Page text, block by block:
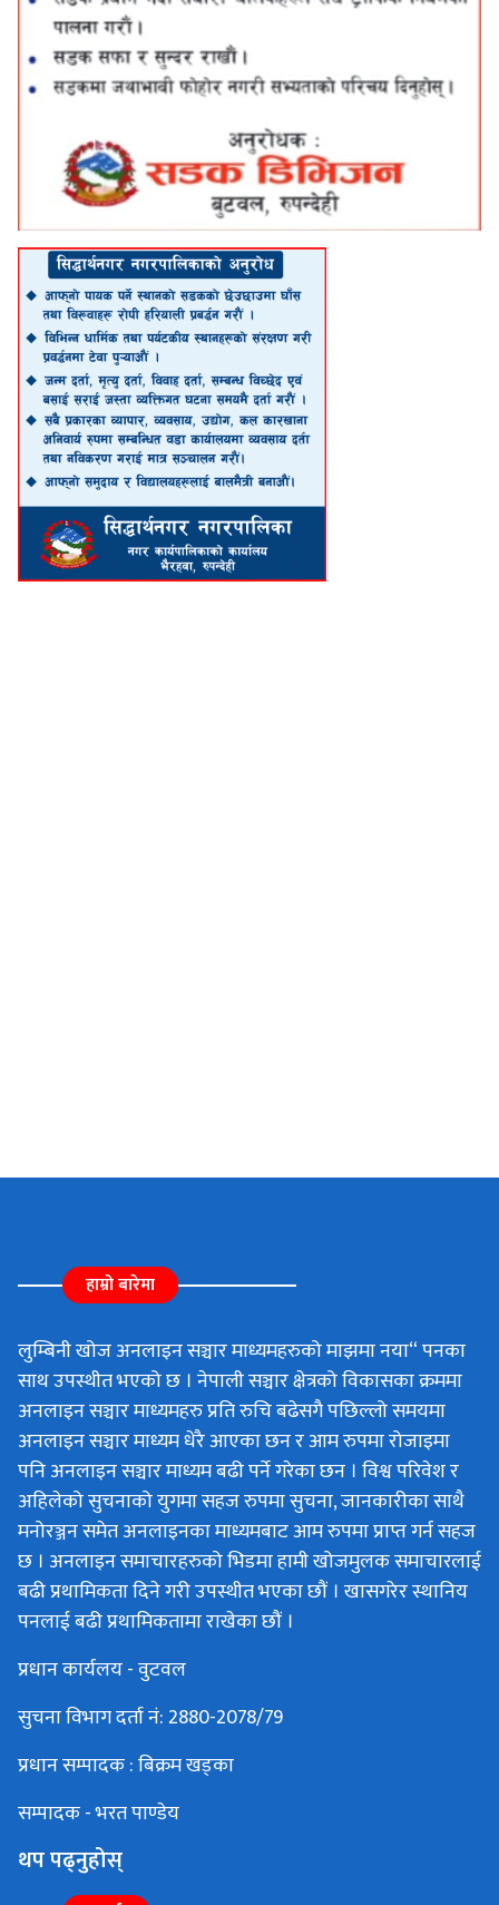
हाम्रो बारेमा
लुम्बिनी खोज अनलाइन सञ्चार माध्यमहरुको माझमा नया“ पनका
साथ उपस्थीत भएको छ । नेपाली सञ्चार क्षेत्रको विकासका क्रममा
अनलाइन सञ्चार माध्यमहरु प्रति रुचि बढेसगै पछिल्लो समयमा
अनलाइन सञ्चार माध्यम धेरै आएका छन र आम रुपमा रोजाइमा
पनि अनलाइन सञ्चार माध्यम बढी पर्ने गरेका छन । विश्व परिवेश र
अहिलेको सुचनाको युगमा सहज रुपमा सुचना, जानकारीका साथै
मनोरञ्जन समेत अनलाइनका माध्यमबाट आम रुपमा प्राप्त गर्न सहज
छ । अनलाइन समाचारहरुको भिडमा हामी खोजमुलक समाचारलाई
बढी प्रथामिकता दिने गरी उपस्थीत भएका छौं । खासगरेर स्थानिय
पनलाई बढी प्रथामिकतामा राखेका छौं ।
प्रधान कार्यलय - वुटवल
सुचना विभाग दर्ता नं: 2880-2078/79
प्रधान सम्पादक : बिक्रम खड्का
सम्पादक - भरत पाण्डेय
थप पढ्नुहोस्